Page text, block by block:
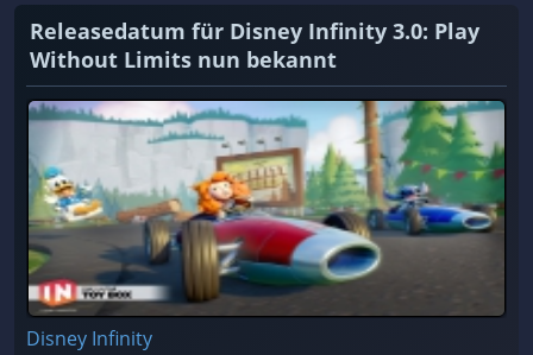
Releasedatum für Disney Infinity 3.0: Play
Without Limits nun bekannt
Disney Infinity